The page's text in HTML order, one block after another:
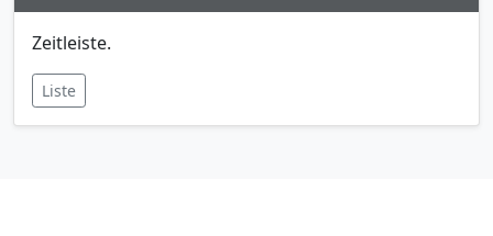
Zeitleiste.
Liste